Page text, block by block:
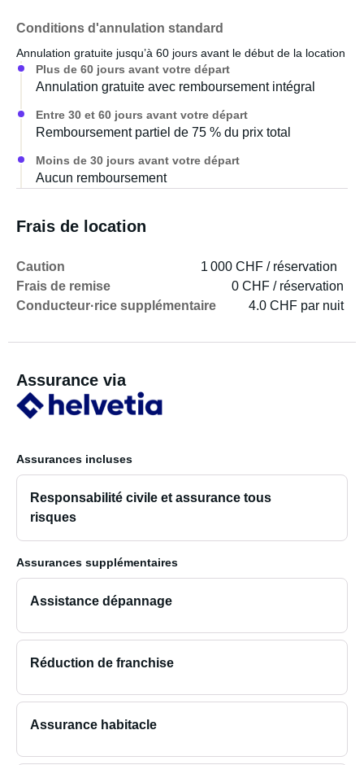
Conditions d'annulation standard
Annulation gratuite jusqu’à 60 jours avant le début de la location
Plus de 60 jours avant votre départ
Annulation gratuite avec remboursement intégral
Entre 30 et 60 jours avant votre départ
Remboursement partiel de 75 % du prix total
Moins de 30 jours avant votre départ
Aucun remboursement
Frais de location
Caution
1 000 CHF / réservation
Frais de remise
0 CHF / réservation
Conducteur·rice supplémentaire
4.0 CHF par nuit
Assurance via
Assurances incluses
Responsabilité civile et assurance tous
risques
Assurances supplémentaires
Assistance dépannage
Réduction de franchise
Assurance habitacle